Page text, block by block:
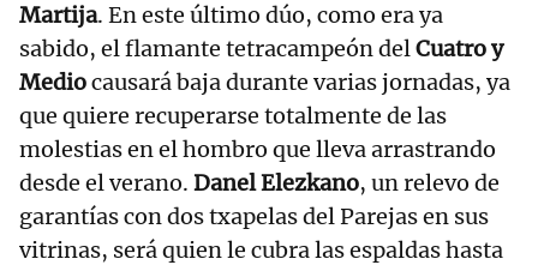
Martija. En este último dúo, como era ya
sabido, el flamante tetracampeón delCuatro y
Mediocausará baja durante varias jornadas, ya
que quiere recuperarse totalmente de las
molestias en el hombro que lleva arrastrando
desde el verano. Danel Elezkano, un relevo de
garantías con dos txapelas del Parejas en sus
vitrinas, será quien le cubra las espaldas hasta